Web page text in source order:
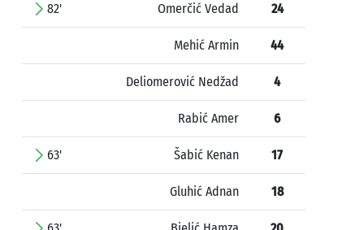
82' Omerčić Vedad 24
Mehić Armin 44
Deliomerović Nedžad 4
Rabić Amer 6
63' Šabić Kenan 17
Gluhić Adnan 18